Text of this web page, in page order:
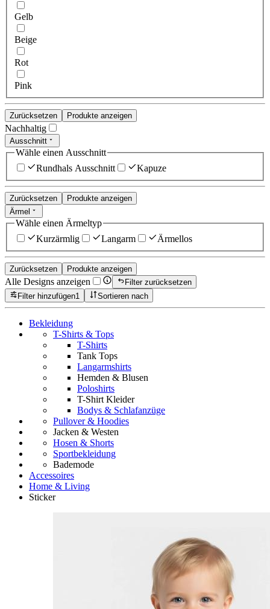
Gelb
Beige
Rot
Pink
Zurücksetzen Produkte anzeigen
Nachhaltig
Ausschnitt
Wähle einen Ausschnitt
Rundhals Ausschnitt
Kapuze
Zurücksetzen
Produkte anzeigen
Ärmel
Wähle einen Ärmeltyp
Kurzärmlig
Langarm Ärmellos
Zurücksetzen Produkte anzeigen
Alle Designs anzeigen
Filter zurücksetzen
Filter hinzufügen1 Sortieren nach
Bekleidung
T-Shirts & Tops
T-Shirts
Tank Tops
Langarmshirts
Hemden & Blusen
Poloshirts
T-Shirt Kleider
Bodys & Schlafanzüge
Pullover & Hoodies
Jacken & Westen
Hosen & Shorts
Sportbekleidung
Bademode
Accessoires
Home & Living
Sticker